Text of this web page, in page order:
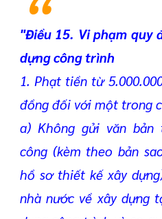
"Điều 15. Vi phạm quy
dựng công trình
1. Phạt tiền từ
đồng đối với một trong
a) Không gửi văn bản
công (kèm theo bản
hồ sơ thiết kế xây
nhà nước về xây dựng